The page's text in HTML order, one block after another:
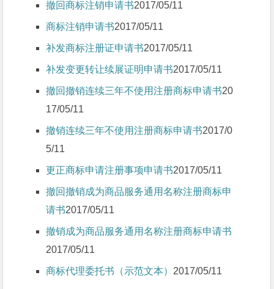
撤回商标注销申请书2017/05/11
商标注销申请书2017/05/11
补发商标注册证申请书2017/05/11
补发变更转让续展证明申请书2017/05/11
撤回撤销连续三年不使用注册商标申请书20
17/05/11
撤销连续三年不使用注册商标申请书2017/0
5/11
更正商标申请注册事项申请书2017/05/11
撤回撤销成为商品服务通用名称注册商标申
请书2017/05/11
撤销成为商品服务通用名称注册商标申请书
2017/05/11
商标代理委托书（示范文本） 2017/05/11